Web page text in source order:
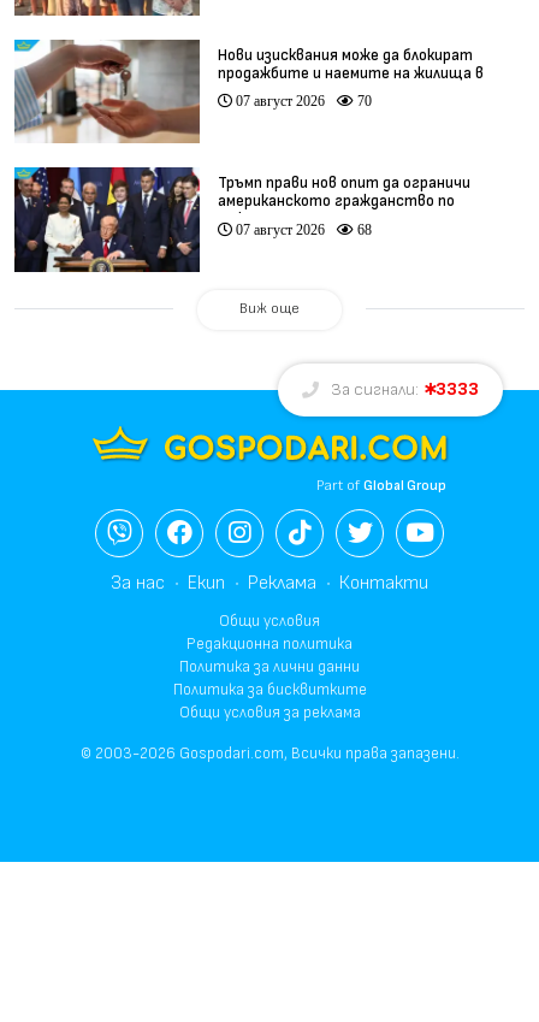
Нови изисквания може да блокират
продажбите и наемите на жилища в
България
07 август 2026 70
Тръмп прави нов опит да ограничи
американското гражданство по
рождение
07 август 2026 68
Виж още
За сигнали: 3333
Part ofGlobal Group
За нас Екип Реклама Контакти
Общи условия
Редакционна политика
Политика за лични данни
Политика за бисквитките
Общи условия за реклама
© 2003-2026 Gospodari.com, Всички права запазени.